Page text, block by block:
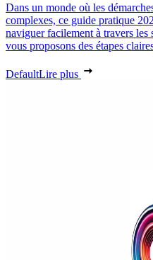
Dans un monde où les
complexes, ce guide pratique
naviguer facilement à travers les
vous proposons des étapes
DefaultLire plus